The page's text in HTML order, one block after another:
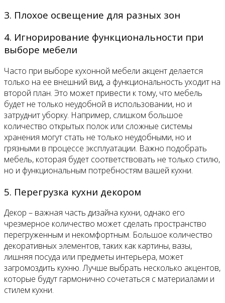
3. Плохое освещение для разных зон
4. Игнорирование функциональности при
выборе мебели
Часто при выборе кухонной мебели акцент делается
только на ее внешний вид, а функциональность уходит на
второй план. Это может привести к тому, что мебель
будет не только неудобной в использовании, но и
затруднит уборку. Например, слишком большое
количество открытых полок или сложные системы
хранения могут стать не только неудобными, но и
грязными в процессе эксплуатации. Важно подобрать
мебель, которая будет соответствовать не только стилю,
но и функциональным потребностям вашей кухни.
5. Перегрузка кухни декором
Декор – важная часть дизайна кухни, однако его
чрезмерное количество может сделать пространство
перегруженным и некомфортным. Большое количество
декоративных элементов, таких как картины, вазы,
лишняя посуда или предметы интерьера, может
загромоздить кухню. Лучше выбрать несколько акцентов,
которые будут гармонично сочетаться с материалами и
стилем кухни.